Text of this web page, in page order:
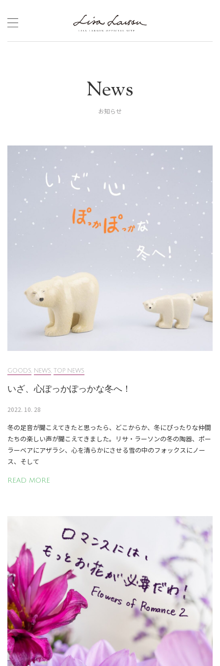
content
News
お知らせ
GOODS NEWS TOP NEWS
いざ、心ぽっかぽっかな冬へ！
2022. 10. 28
冬の足音が聞こえてきたと思ったら、どこからか、冬にぴったりな仲間
たちの楽しい声が聞こえてきました。リサ・ラーソンの冬の陶器、ポー
ラーベアにアザラシ、心を清らかにさせる雪の中のフォックスにノー
ス、そして
READ MORE